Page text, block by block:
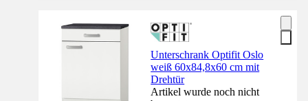
Unterschrank Optifit Oslo
weiß 60x84,8x60 cm mit
Drehtür
Artikel wurde noch nicht